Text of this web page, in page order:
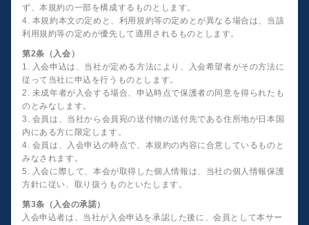
ず、本規約の一部を構成するものとします。
4. 本規約本文の定めと、利用規約等の定めとが異なる場合は、当該
利用規約等の定めが優先して適用されるものとします。
第2条（入会）
1. 入会申込は、当社が定める方法により、入会希望者がその方法に
従って当社に申込を行うものとします。
2. 未成年者が入会する場合、申込時点で保護者の同意を得られたも
のとみなします。
3. 会員は、当社から会員宛の送付物の送付先である住所地が日本国
内にある方に限定します。
4. 会員は、入会申込の時点で、本規約の内容に合意しているものと
みなされます。
5. 入会に際して、本会が取得した個人情報は、当社の個人情報保護
方針に従い、取り扱うものといたします。
第3条（入会の承諾）
入会申込者は、当社が入会申込を承認した後に、会員として本サー